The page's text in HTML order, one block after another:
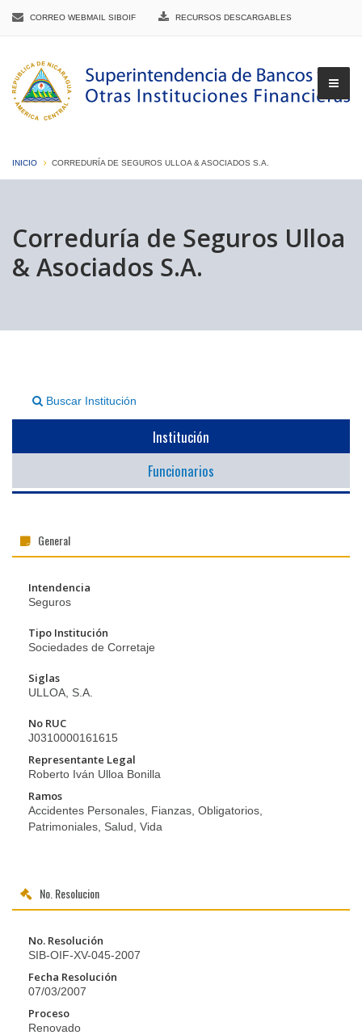
CORREO WEBMAIL SIBOIF RECURSOS DESCARGABLES
INICIO CORREDURÍA DE SEGUROS ULLOA & ASOCIADOS S.A.
Correduría de Seguros Ulloa
& Asociados S.A.
Buscar Institución
Institución
Funcionarios
General
Intendencia
Seguros
Tipo Institución
Sociedades de Corretaje
Siglas
ULLOA, S.A.
No RUC
J0310000161615
Representante Legal
Roberto Iván Ulloa Bonilla
Ramos
Accidentes Personales, Fianzas, Obligatorios,
Patrimoniales, Salud, Vida
No. Resolucion
No. Resolución
SIB-OIF-XV-045-2007
Fecha Resolución
07/03/2007
Proceso
Renovado